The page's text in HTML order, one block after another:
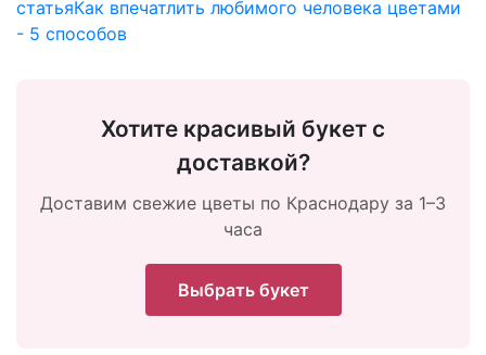
статьяКак впечатлить любимого человека цветами
- 5 способов
Хотите красивый букет с
доставкой?
Доставим свежие цветы по Краснодару за 1–3
часа
Выбрать букет